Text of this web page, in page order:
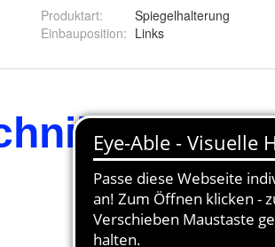
Produktart:
Spiegelhalterung
Einbauposition: Links